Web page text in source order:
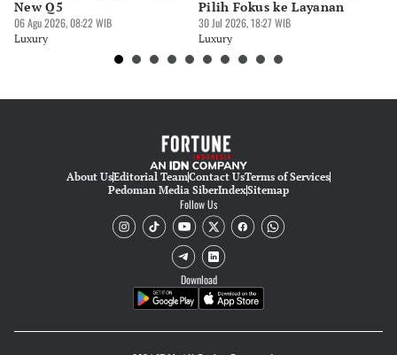
New Q5
06 Agu 2026, 08:22 WIB
Luxury
Pilih Fokus ke Layanan
30 Jul 2026, 18:27 WIB
Luxury
About UsEditorial TeamContact UsTerms of Services
Pedoman Media SiberIndexSitemap
Follow Us
Download